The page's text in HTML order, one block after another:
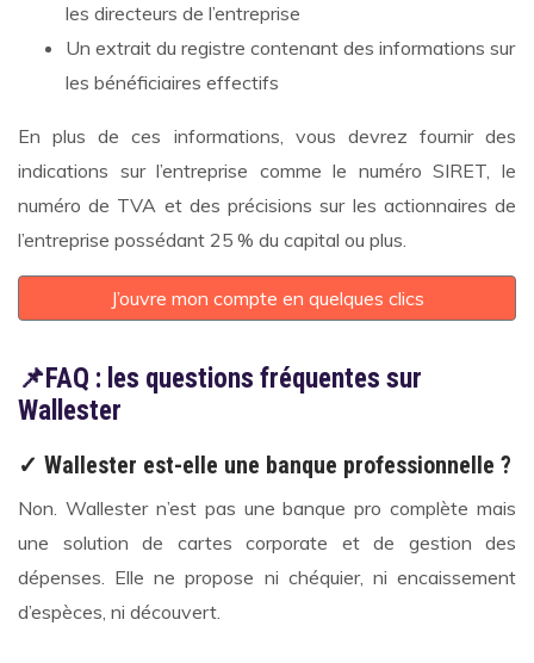
les directeurs de l’entreprise
Un extrait du registre contenant des informations sur
les bénéficiaires effectifs
En plus de ces informations, vous devrez fournir des
indications sur l’entreprise comme le numéro SIRET, le
numéro de TVA et des précisions sur les actionnaires de
l’entreprise possédant 25 % du capital ou plus.
J’ouvre mon compte en quelques clics
📌FAQ : les questions fréquentes sur
Wallester
✓ Wallester est-elle une banque professionnelle ?
Non. Wallester n’est pas une banque pro complète mais
une solution de cartes corporate et de gestion des
dépenses. Elle ne propose ni chéquier, ni encaissement
d’espèces, ni découvert.